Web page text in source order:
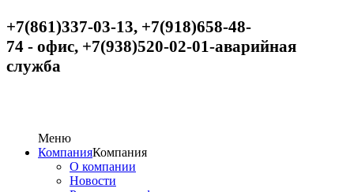
+7(861)337-03-13, +7(918)658-48-
74 - офис, +7(938)520-02-01-аварийная
служба
Меню
КомпанияКомпания
О компании
Новости